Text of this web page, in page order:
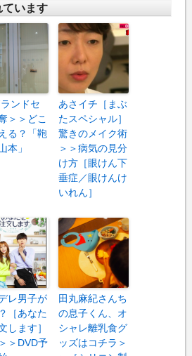
ています
ンドセ
＞＞どこ
る？「鞄
本」
あさイチ［まぶ
たスペシャル］
驚きのメイク術
＞＞病気の見分
け方［眼けん下
垂症／眼けんけ
いれん］
レ男子が
［あなた
します］
＞DVD予
田丸麻紀さんち
の息子くん、オ
シャレ離乳食グ
ッズはコチラ＞